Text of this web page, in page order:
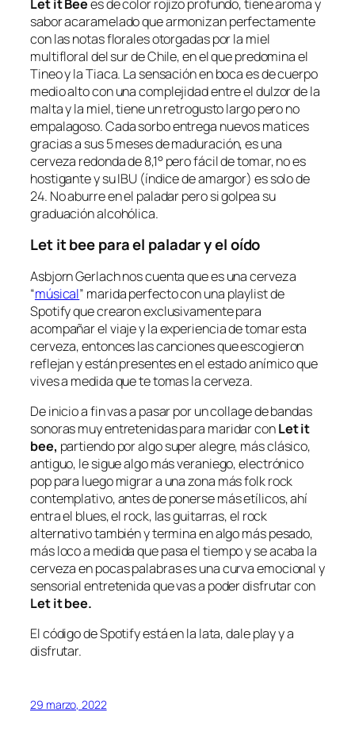
Let it Beees de color rojizo profundo, tiene aroma y
sabor acaramelado que armonizan perfectamente
con las notas florales otorgadas por la miel
multifloral del sur de Chile, en el que predomina el
Tineo y la Tiaca. La sensación en boca es de cuerpo
medio alto con una complejidad entre el dulzor de la
malta y la miel, tiene un retrogusto largo pero no
empalagoso. Cada sorbo entrega nuevos matices
gracias a sus 5 meses de maduración, es una
cerveza redonda de 8,1° pero fácil de tomar, no es
hostigante y su IBU (índice de amargor) es solo de
24. No aburre en el paladar pero si golpea su
graduación alcohólica.
Let it bee para el paladar y el oído
Asbjorn Gerlach nos cuenta que es una cerveza
“músical” marida perfecto con una playlist de
Spotify que crearon exclusivamente para
acompañar el viaje y la experiencia de tomar esta
cerveza, entonces las canciones que escogieron
reflejan y están presentes en el estado anímico que
vives a medida que te tomas la cerveza.
De inicio a fin vas a pasar por un collage de bandas
sonoras muy entretenidas para maridar conLet it
bee, partiendo por algo super alegre, más clásico,
antiguo, le sigue algo más veraniego, electrónico
pop para luego migrar a una zona más folk rock
contemplativo, antes de ponerse más etílicos, ahí
entra el blues, el rock, las guitarras, el rock
alternativo también y termina en algo más pesado,
más loco a medida que pasa el tiempo y se acaba la
cerveza en pocas palabras es una curva emocional y
sensorial entretenida que vas a poder disfrutar con
Let it bee.
El código de Spotify está en la lata, dale play y a
disfrutar.
29 marzo, 2022